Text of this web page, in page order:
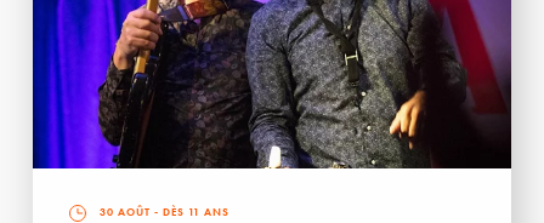
30 AOÛT - DÈS 11 ANS